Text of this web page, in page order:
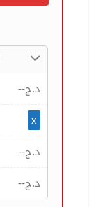
--د.ج
x
--د.ج
--د.ج